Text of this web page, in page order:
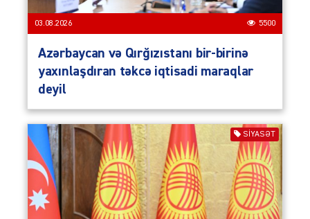
03.08.2026 5500
Azərbaycan və Qırğızıstanı bir-birinə
yaxınlaşdıran təkcə iqtisadi maraqlar
deyil
SIYASƏT